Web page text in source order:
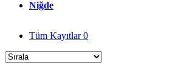
Niğde
Tüm Kayıtlar0